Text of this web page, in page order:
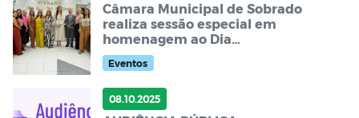
Câmara Municipal de Sobrado
realiza sessão especial em
homenagem ao Dia
Internacional da Mulher
Eventos
08.10.2025